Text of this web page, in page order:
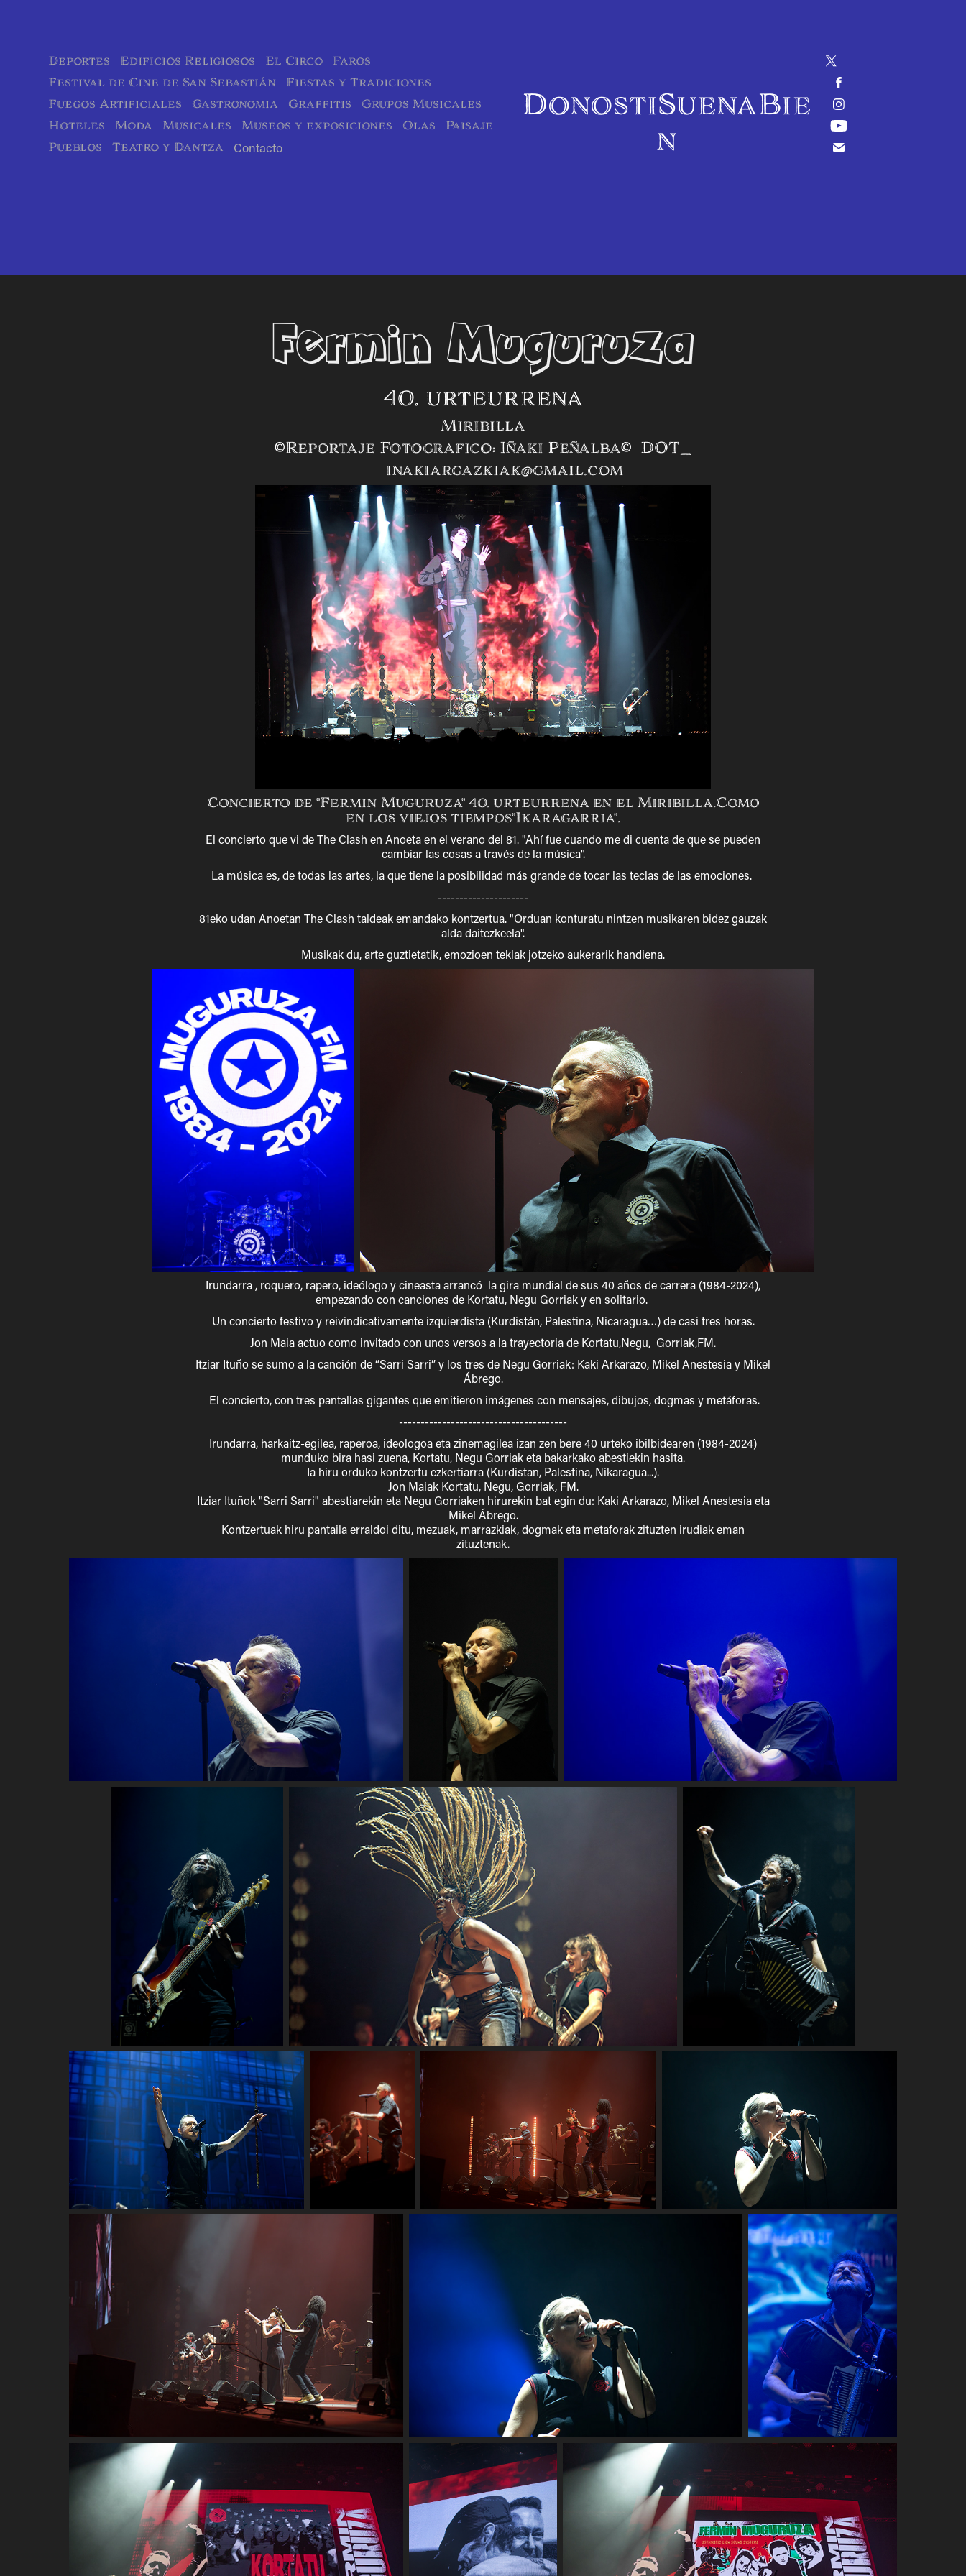
Deportes Edificios Religiosos El Circo
Faros
Festival de Cine de San Sebastián
Fiestas y Tradiciones
Fuegos Artificiales
Gastronomia Graffitis
Grupos Musicales
Hoteles
Moda Musicales Museos y exposiciones Olas
Paisaje
Pueblos
Teatro y Dantza Contacto
DonostiSuenaBie
n
Fermin Muguruza
40. urteurrena
Miribilla
©Reportaje Fotografico: Iñaki Peñalba© DOT_
inakiargazkiak@gmail.com
Concierto de "Fermin Muguruza" 40. urteurrena en el Miribilla.Como
en los viejos tiempos"Ikaragarria".
El concierto que vi de The Clash en Anoeta en el verano del 81. "Ahí fue cuando me di cuenta de que se pueden
cambiar las cosas a través de la música".
La música es, de todas las artes, la que tiene la posibilidad más grande de tocar las teclas de las emociones.
---------------------
81eko udan Anoetan The Clash taldeak emandako kontzertua. "Orduan konturatu nintzen musikaren bidez gauzak
alda daitezkeela"​​​​​​​.
Musikak du, arte guztietatik, emozioen teklak jotzeko aukerarik handiena.​​​​​​​
Irundarra , roquero, rapero, ideólogo y cineasta arrancó la gira mundial de sus 40 años de carrera (1984-2024),
empezando con canciones de Kortatu, Negu Gorriak y en solitario.
Un concierto festivo y reivindicativamente izquierdista (Kurdistán, Palestina, Nicaragua…) de casi tres horas.
Jon Maia actuo como invitado con unos versos a la trayectoria de Kortatu,Negu, Gorriak,FM.
Itziar Ituño se sumo a la canción de “Sarri Sarri” y los tres de Negu Gorriak: Kaki Arkarazo, Mikel Anestesia y Mikel
Ábrego.
El concierto, con tres pantallas gigantes que emitieron imágenes con mensajes, dibujos, dogmas y metáforas.
---------------------------------------
Irundarra, harkaitz-egilea, raperoa, ideologoa eta zinemagilea izan zen bere 40 urteko ibilbidearen (1984-2024)
munduko bira hasi zuena, Kortatu, Negu Gorriak eta bakarkako abestiekin hasita.
Ia hiru orduko kontzertu ezkertiarra (Kurdistan, Palestina, Nikaragua...).
Jon Maiak Kortatu, Negu, Gorriak, FM.
Itziar Ituñok "Sarri Sarri" abestiarekin eta Negu Gorriaken hirurekin bat egin du: Kaki Arkarazo, Mikel Anestesia eta
Mikel Ábrego.
Kontzertuak hiru pantaila erraldoi ditu, mezuak, marrazkiak, dogmak eta metaforak zituzten irudiak eman
zituztenak.​​​​​​​